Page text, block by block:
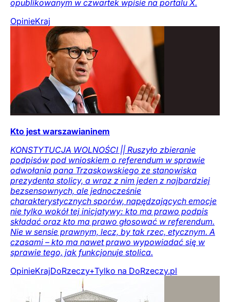
opublikowanym w czwartek wpisie na portalu X.
OpinieKraj
Kto jest warszawianinem
KONSTYTUCJA WOLNOŚCI || Ruszyło zbieranie
podpisów pod wnioskiem o referendum w sprawie
odwołania pana Trzaskowskiego ze stanowiska
prezydenta stolicy, a wraz z nim jeden z najbardziej
bezsensownych, ale jednocześnie
charakterystycznych sporów, napędzających emocje
nie tylko wokół tej inicjatywy: kto ma prawo podpis
składać oraz kto ma prawo głosować w referendum.
Nie w sensie prawnym, lecz, by tak rzec, etycznym. A
czasami – kto ma nawet prawo wypowiadać się w
sprawie tego, jak funkcjonuje stolica.
OpinieKrajDoRzeczy+Tylko na DoRzeczy.pl